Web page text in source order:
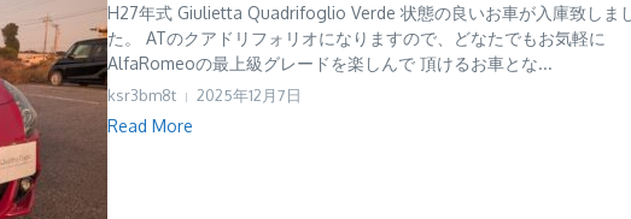
H27年式 Giulietta Quadrifoglio Verde 状態の良いお車が入庫致しま
た。 ATのクアドリフォリオになりますので、どなたでもお気軽に
AlfaRomeoの最上級グレードを楽しんで 頂けるお車とな...
ksr3bm8t 2025年12月7日
Read More